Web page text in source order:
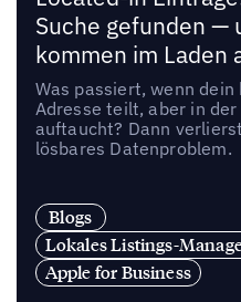
Suche gefunden —
kommen im Laden
Was passiert, wenn
Adresse teilt, aber in
auftaucht? Dann
lösbares Datenproblem.
Blogs
Lokales Listings-
Apple for Business